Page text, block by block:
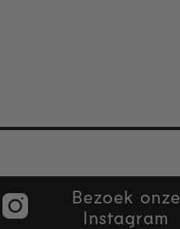
Bezoek onze
Instagram